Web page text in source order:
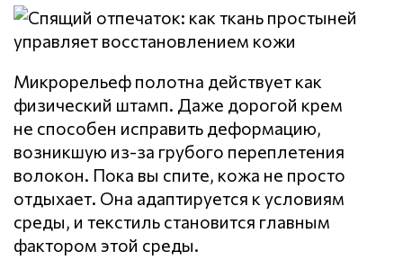
Микрорельеф полотна действует как
физический штамп. Даже дорогой крем
не способен исправить деформацию,
возникшую из-за грубого переплетения
волокон. Пока вы спите, кожа не просто
отдыхает. Она адаптируется к условиям
среды, и текстиль становится главным
фактором этой среды.